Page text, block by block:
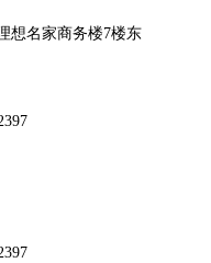
想名家商务楼7楼东